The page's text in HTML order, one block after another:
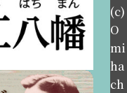
(c)
O
mi
ha
ch